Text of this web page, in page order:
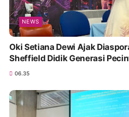
NEWS
Oki Setiana Dewi Ajak
Sheffield Didik Generasi
06.35